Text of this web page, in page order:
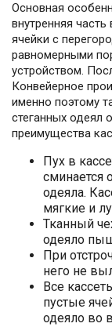
Основная
внутренняя
ячейки с
равномерными
устройством.
Конвейерное
именно поэтому
стеганных одеял
преимущества
Пух в
сминается
одеяла.
мягкие и
Тканный
одеяло
При
него не
Все
пустые
одеяло во